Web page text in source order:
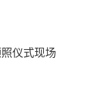
仪式现场